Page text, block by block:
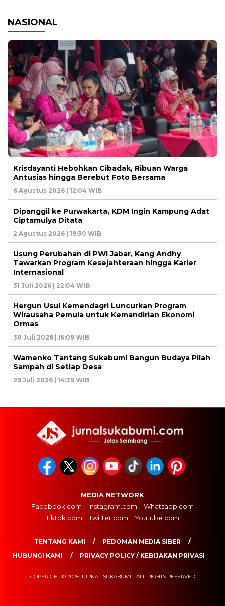
NASIONAL
Krisdayanti Hebohkan Cibadak, Ribuan Warga
Antusias hingga Berebut Foto Bersama
6 Agustus 2026 | 12:04 WIB
Dipanggil ke Purwakarta, KDM Ingin Kampung Adat
Ciptamulya Ditata
2 Agustus 2026 | 19:30 WIB
Usung Perubahan di PWI Jabar, Kang Andhy
Tawarkan Program Kesejahteraan hingga Karier
Internasional
31 Juli 2026 | 22:04 WIB
Hergun Usul Kemendagri Luncurkan Program
Wirausaha Pemula untuk Kemandirian Ekonomi
Ormas
30 Juli 2026 | 15:09 WIB
Wamenko Tantang Sukabumi Bangun Budaya Pilah
Sampah di Setiap Desa
29 Juli 2026 | 14:29 WIB
MEDIA NETWORK
Facebook.com
Instagram.com
Whatsapp.com
Tiktok.com
Twitter.com Youtube.com
TENTANG KAMI
PEDOMAN MEDIA SIBER
HUBUNGI KAMI
PRIVACY POLICY / KEBIJAKAN PRIVASI
COPYRIGHT © 2026 JURNAL SUKABUMI - ALL RIGHTS RESERVED